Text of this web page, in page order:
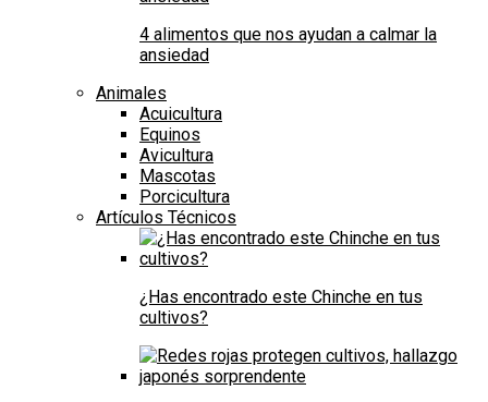
4 alimentos que nos ayudan a calmar la
ansiedad
Animales
Acuicultura
Equinos
Avicultura
Mascotas
Porcicultura
Artículos Técnicos
¿Has encontrado este Chinche en tus
cultivos?